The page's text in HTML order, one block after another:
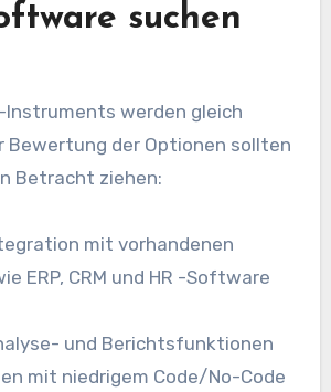
suchen
Instruments werden gleich
Bewertung der Optionen sollten
Betracht ziehen:
mit vorhandenen
ERP, CRM und HR -Software
und Berichtsfunktionen
mit niedrigem Code/No-Code